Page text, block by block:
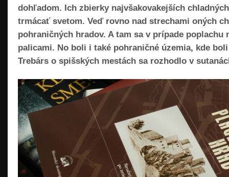
dohľadom. Ich zbierky najvšakovakejších
trmácať svetom. Veď rovno nad strechami oných
pohraničných hradov. A tam sa v prípade poplachu
palicami. No boli i také pohraničné územia, kde
Trebárs o spišských mestách sa rozhodlo v